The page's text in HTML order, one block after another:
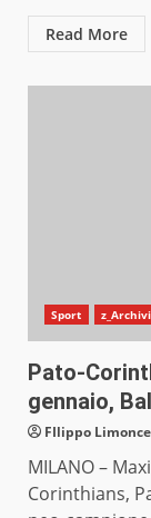
Read More
Sport
Pato-
gennaio,
FIlippo
MILANO –
Corinthians,